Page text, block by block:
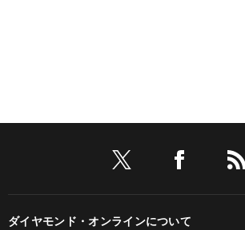
ダイヤモンド・オンラインについて